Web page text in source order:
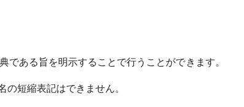
ある旨を明示することで行うことができます。
短縮表記はできません。